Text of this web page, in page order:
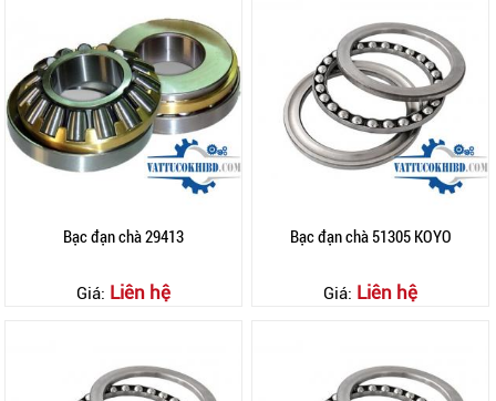
Bạc đạn chà 29413
Giá: Liên hệ
Bạc đạn chà 51305 KOYO
Giá: Liên hệ